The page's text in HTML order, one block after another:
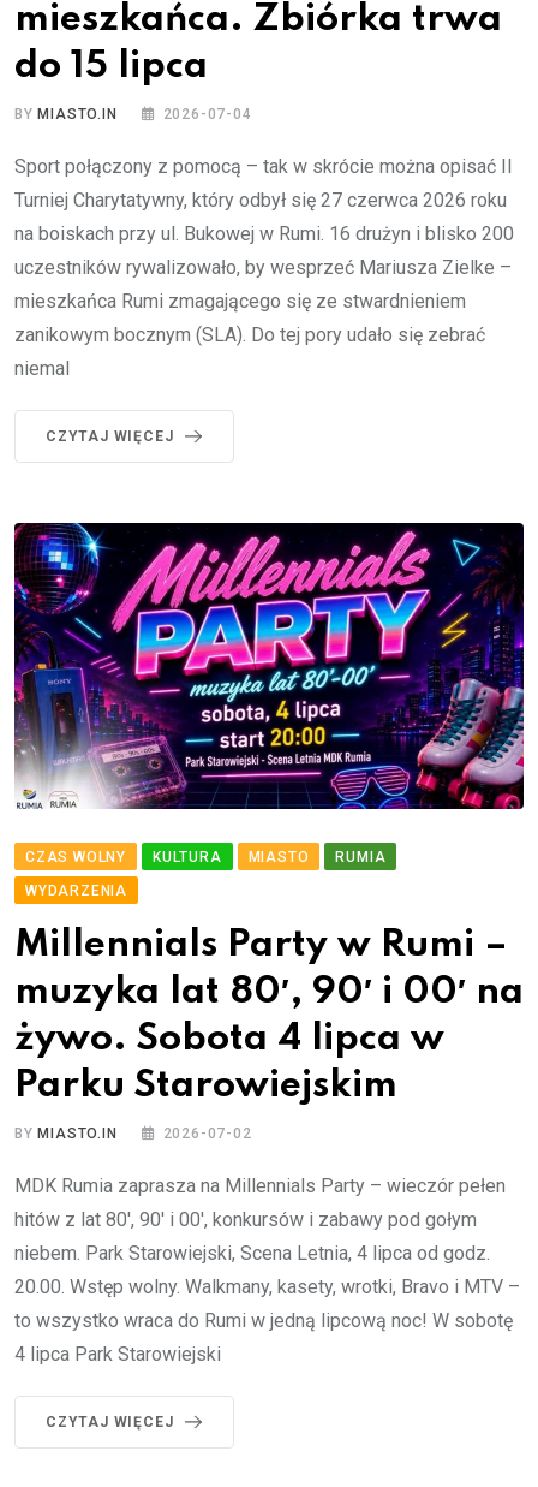
mieszkańca. Zbiórka trwa
do 15 lipca
BYMIASTO.IN 2026-07-04
Sport połączony z pomocą – tak w skrócie można opisać II
Turniej Charytatywny, który odbył się 27 czerwca 2026 roku
na boiskach przy ul. Bukowej w Rumi. 16 drużyn i blisko 200
uczestników rywalizowało, by wesprzeć Mariusza Zielke –
mieszkańca Rumi zmagającego się ze stwardnieniem
zanikowym bocznym (SLA). Do tej pory udało się zebrać
niemal
CZYTAJ WIĘCEJ
CZAS WOLNY KULTURA MIASTO
RUMIA
WYDARZENIA
Millennials Party w Rumi –
muzyka lat 80′, 90′ i 00′ na
żywo. Sobota 4 lipca w
Parku Starowiejskim
BY MIASTO.IN 2026-07-02
MDK Rumia zaprasza na Millennials Party – wieczór pełen
hitów z lat 80′, 90′ i 00′, konkursów i zabawy pod gołym
niebem. Park Starowiejski, Scena Letnia, 4 lipca od godz.
20.00. Wstęp wolny. Walkmany, kasety, wrotki, Bravo i MTV –
to wszystko wraca do Rumi w jedną lipcową noc! W sobotę
4 lipca Park Starowiejski
CZYTAJ WIĘCEJ